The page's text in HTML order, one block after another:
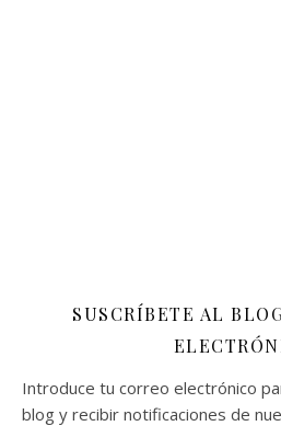
SUSCRÍBETE AL
Introduce tu correo electrónico
blog y recibir notificaciones de